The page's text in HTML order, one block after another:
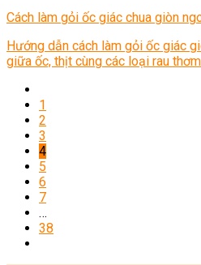
Cách làm gỏi ốc giác chua giòn
Hướng dẫn cách làm gỏi ốc giác
giữa ốc, thịt cùng các loại rau
1
2
3
4
5
6
7
…
38